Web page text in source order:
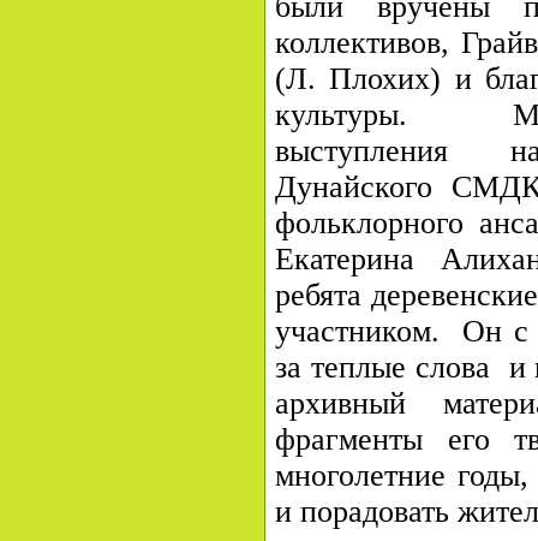
коллективов,
(Л. Плохих) и
культуры.
выступления
Дунайского
фольклорного
Екатерина
ребята
участником. Он с
за теплые слова и
архивный
фрагменты его
многолетние
и порадовать